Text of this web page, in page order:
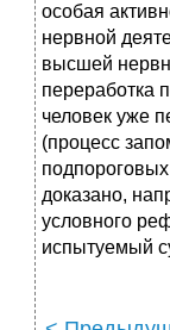
особая
нервной
высшей
переработка
человек уже
(процесс
доказано,
условного
испытуемый